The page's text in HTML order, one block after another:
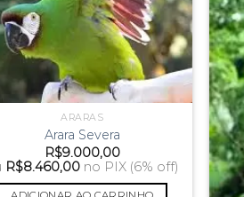
ARARAS
Arara Severa
R$9.000,00
R$8.460,00 no PIX (6% off)